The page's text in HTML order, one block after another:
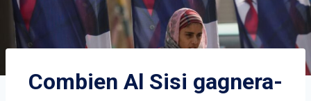
Combien Al Sisi gagnera-